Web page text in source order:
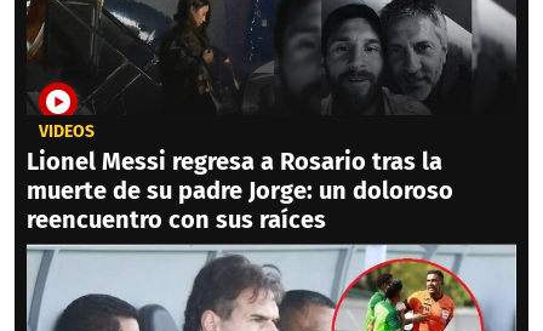
VIDEOS
Lionel Messi regresa a Rosario tras la
muerte de su padre Jorge: un doloroso
reencuentro con sus raíces